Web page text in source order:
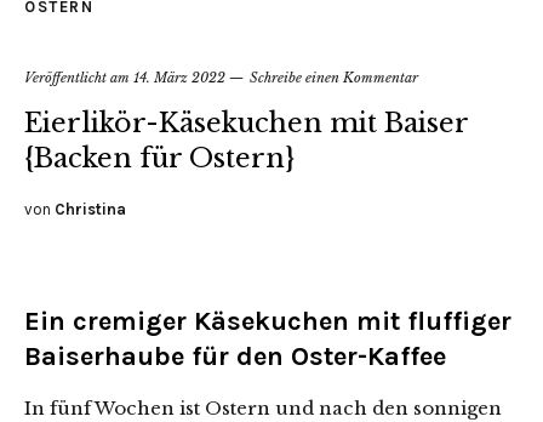
OSTERN
Veröffentlicht am 14. März 2022 Schreibe einen Kommentar
Eierlikör-Käsekuchen mit Baiser
{Backen für Ostern}
von Christina
Ein cremiger Käsekuchen mit fluffiger
Baiserhaube für den Oster-Kaffee
In fünf Wochen ist Ostern und nach den sonnigen